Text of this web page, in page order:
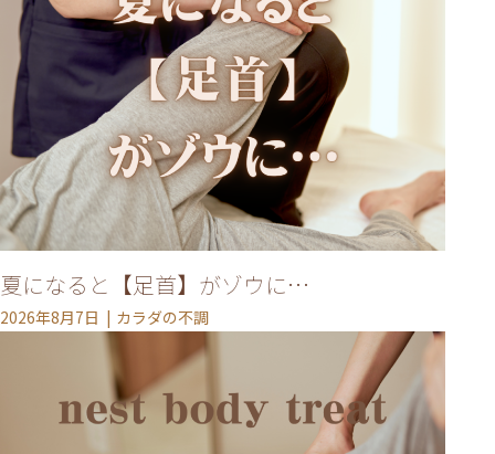
夏になると【足首】がゾウに…
2026年8月7日 カラダの不調